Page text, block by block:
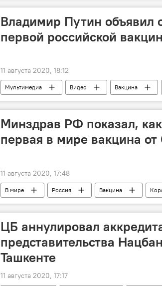
Владимир Путин объявил
первой российской
11 августа 2020, 18:12
Мультимедиа Видео Вакцина
Минздрав РФ показал,
первая в мире вакцина от
11 августа 2020, 17:48
В мире Россия Вакцина
Владимир Путин
ЦБ аннулировал
представительства
Ташкенте
11 августа 2020, 17:17